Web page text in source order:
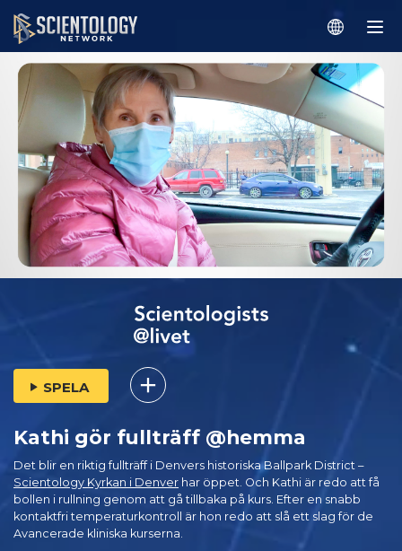
SPELA
Kathi gör fullträff @hemma
Det blir en riktig fullträff i Denvers historiska Ballpark District –
Scientology Kyrkan i Denver har öppet. Och Kathi är redo att få
bollen i rullning genom att gå tillbaka på kurs. Efter en snabb
kontaktfri temperaturkontroll är hon redo att slå ett slag för de
Avancerade kliniska kurserna.